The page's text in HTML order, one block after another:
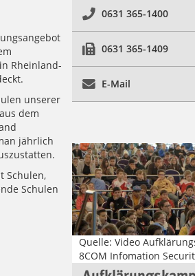
Rheinland-
unserer
dem
jährlich
Schulen,
Schulen
0631 365-1400
0631 365-1409
E-Mail
Quelle: Video
8COM Infomation